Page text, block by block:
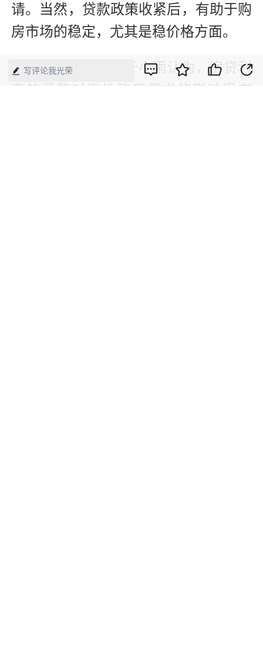
请。当然，贷款政策收紧后，有助于购
房市场的稳定，尤其是稳价格方面。
亿翰智库研究总监于小雨认为，房贷利
率的调整对刚性购房需求的影响很有
写评论我光荣